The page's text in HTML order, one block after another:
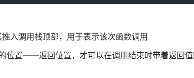
入调用栈顶部，用于表示该次函数调用
位置——返回位置，才可以在调用结束时带着返回